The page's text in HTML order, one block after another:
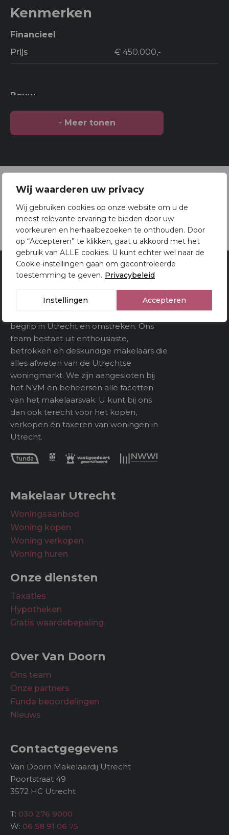
Wij waarderen uw privacy
Wij gebruiken cookies op onze website om u de
meest relevante ervaring te bieden door uw
voorkeuren en herhaalbezoeken te onthouden. Door
op “Accepteren” te klikken, gaat u akkoord met het
gebruik van ALLE cookies. U kunt echter wel naar de
Cookie-instellingen gaan om gecontroleerde
toestemming te geven. Privacybeleid
Instellingen Accepteren
Kenmerken
Financieel
Prijs
€ 450.000,-
Bouw
Soort bouw
Woonhuis
Bouwjaar 1935
Woonoppervlakte
2
Gebouwgebonden
kenmerken
Inhoud 318 m 3
Indeling
Aantal verdiepeingen
Buitenruimte
Tuin
Meer tonen
Brochure
Download brochure
Van Doorn Makelaardij
Utrecht
Al 80 jaar is Van Doorn Makelaardij een
begrip in Utrecht en omstreken. Ons
team bestaat uit enthousiaste,
betrokken en deskundige makelaars die
alles afweten van de Utrechtse
woningmarkt. We zijn aangesloten bij
het NVM en beheersen alle facetten
van het makelaarsvak. U kunt bij ons
dan ook terecht voor het kopen,
verkopen én taxeren van woningen in
Utrecht.
Makelaar Utrecht
Woningsaanbod
Woning kopen
Woning verkopen
Woning huren
Onze diensten
Taxaties
Hypotheken
Gratis waardebepaling
Over Van Doorn
Ons team
Onze partners
Funda beoordelingen
Nieuws
Contactgegevens
Van Doorn Makelaardij Utrecht
Poortstraat 49
3572 HC Utrecht
T: 030 276 9000
W: 06 58 91 06 75